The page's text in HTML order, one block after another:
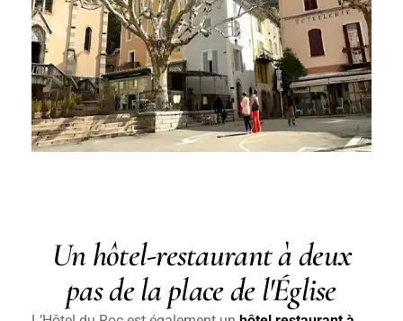
Un hôtel-restaurant à deux
pas de la place de l'Église